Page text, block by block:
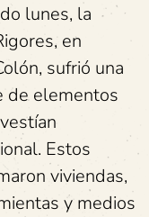
lunes, la
en
sufrió una
de elementos
Estos
viviendas,
y medios